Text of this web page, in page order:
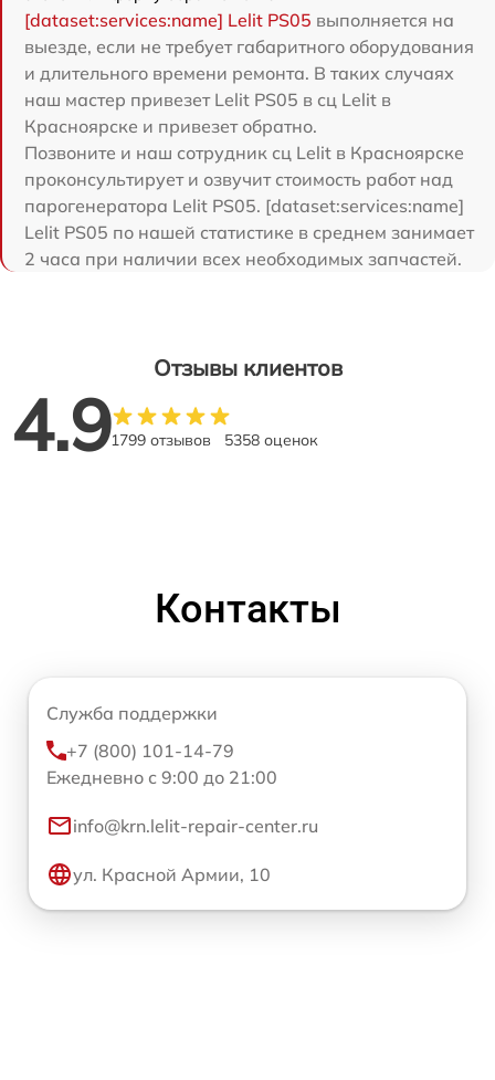
[dataset:services:name] Lelit PS05 выполняется на
выезде, если не требует габаритного оборудования
и длительного времени ремонта. В таких случаях
наш мастер привезет Lelit PS05 в сц Lelit в
Красноярске и привезет обратно.
Позвоните и наш сотрудник сц Lelit в Красноярске
проконсультирует и озвучит стоимость работ над
парогенератора Lelit PS05. [dataset:services:name]
Lelit PS05 по нашей статистике в среднем занимает
2 часа при наличии всех необходимых запчастей.
Отзывы клиентов
4.91799 отзывов 5358 оценок
Контакты
Служба поддержки
+7 (800) 101-14-79
Ежедневно с 9:00 до 21:00
info@krn.lelit-repair-center.ru
ул. Красной Армии, 10